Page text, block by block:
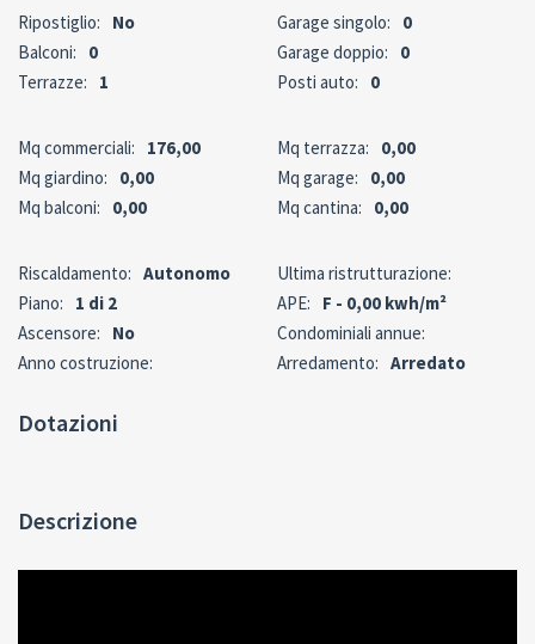
Ripostiglio:
No
Balconi:
0
Terrazze:
1
Garage singolo:
0
Garage doppio:
0
Posti auto:
0
Mq commerciali:
176,00
Mq giardino:
0,00
Mq balconi:
0,00
Mq terrazza:
0,00
Mq garage:
0,00
Mq cantina:
0,00
Riscaldamento: Autonomo
Piano:
1 di 2
Ascensore:
No
Anno costruzione:
Ultima ristrutturazione:
APE:
F - 0,00 kwh/m²
Condominiali annue:
Arredamento: Arredato
Dotazioni
Descrizione